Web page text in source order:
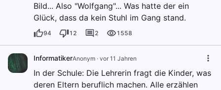
Bild... Also "Wolfgang"... Was hatte der ein
Glück, dass da kein Stuhl im Gang stand.
94 12 2 1558
InformatikerAnonym · vor 11 Jahren
In der Schule: Die Lehrerin fragt die Kinder, was
deren Eltern beruflich machen. Alle erzählen